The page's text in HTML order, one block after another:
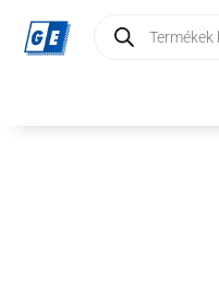
search